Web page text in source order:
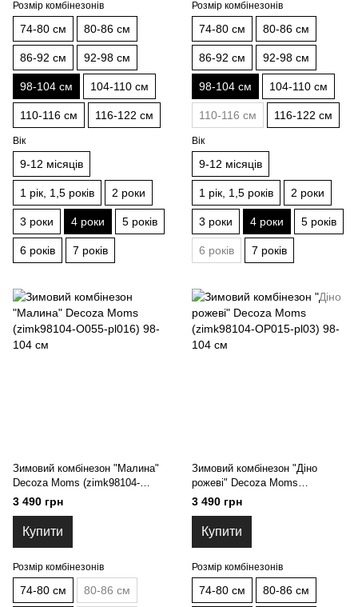
Розмір комбінезонів
74-80 см 80-86 см
86-92 см 92-98 см
98-104 см 104-110 см
110-116 см 116-122 см
Вік
9-12 місяців
1 рік, 1,5 років 2 роки
3 роки 4 роки 5 років
6 років 7 років
Розмір комбінезонів
74-80 см 80-86 см
86-92 см 92-98 см
98-104 см 104-110 см
110-116 см 116-122 см
Вік
9-12 місяців
1 рік, 1,5 років 2 роки
3 роки 4 роки 5 років
6 років 7 років
Зимовий комбінезон "Малина"
Decoza Moms (zimk98104-
O055-pl016) 98-104 см
3 490 грн
Купити
Розмір комбінезонів
74-80 см 80-86 см
Зимовий комбінезон "Діно
рожеві" Decoza Moms
(zimk98104-OP015-pl03) 98-104
3 490 грн
Купити
Розмір комбінезонів
74-80 см 80-86 см